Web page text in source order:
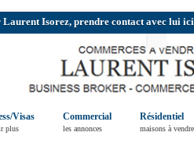
Isorez, prendre contact avec lui
Visas
plus
Commercial
les annonces
Résidentiel
maisons à vendre